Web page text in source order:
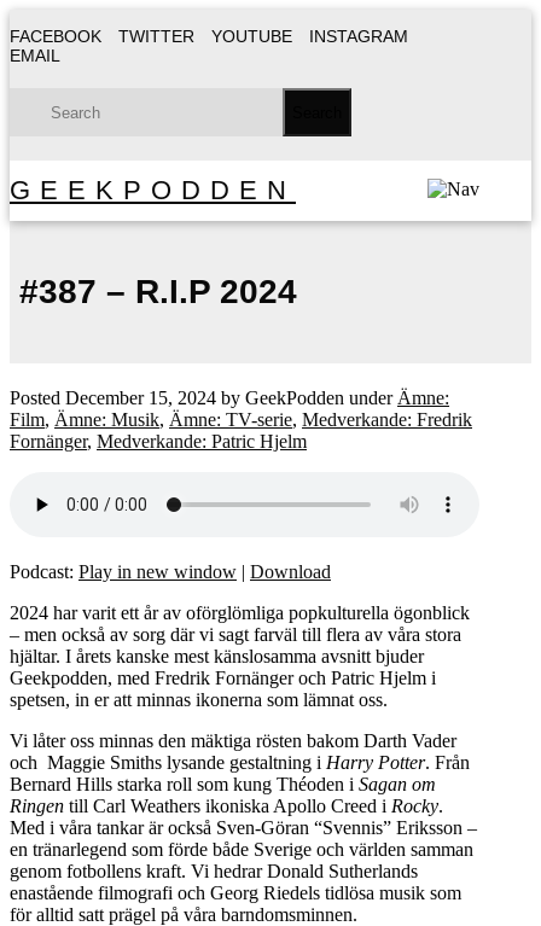
FACEBOOK TWITTER YOUTUBE
INSTAGRAM
EMAIL
GEEKPODDEN
#387 – R.I.P 2024
Posted December 15, 2024 by GeekPodden under Ämne:
Film, Ämne: Musik, Ämne: TV-serie, Medverkande: Fredrik
Fornänger, Medverkande: Patric Hjelm
Podcast: Play in new window | Download
2024 har varit ett år av oförglömliga popkulturella ögonblick
– men också av sorg där vi sagt farväl till flera av våra stora
hjältar. I årets kanske mest känslosamma avsnitt bjuder
Geekpodden, med Fredrik Fornänger och Patric Hjelm i
spetsen, in er att minnas ikonerna som lämnat oss.
Vi låter oss minnas den mäktiga rösten bakom Darth Vader
och Maggie Smiths lysande gestaltning i Harry Potter. Från
Bernard Hills starka roll som kung Théoden i Sagan om
Ringen till Carl Weathers ikoniska Apollo Creed i Rocky.
Med i våra tankar är också Sven-Göran “Svennis” Eriksson –
en tränarlegend som förde både Sverige och världen samman
genom fotbollens kraft. Vi hedrar Donald Sutherlands
enastående filmografi och Georg Riedels tidlösa musik som
för alltid satt prägel på våra barndomsminnen.